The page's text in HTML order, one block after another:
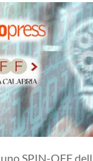
uno SPIN-OFF